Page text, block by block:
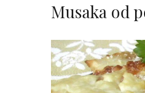
Musaka od